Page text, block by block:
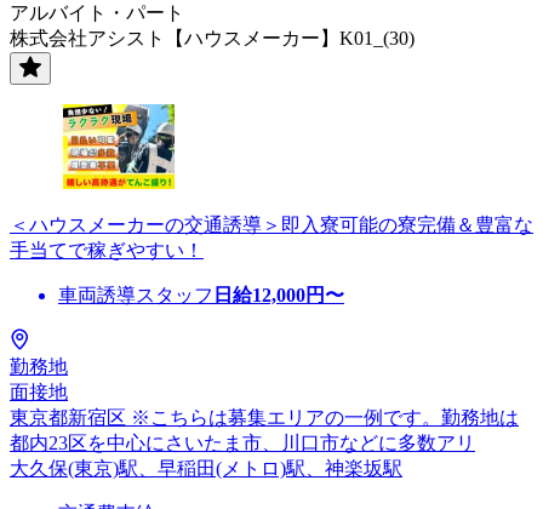
アルバイト・パート
株式会社アシスト【ハウスメーカー】K01_(30)
＜ハウスメーカーの交通誘導＞即入寮可能の寮完備＆豊富な
手当てで稼ぎやすい！
車両誘導スタッフ 日給12,000円〜
勤務地
面接地
東京都新宿区 ※こちらは募集エリアの一例です。勤務地は
都内23区を中心にさいたま市、川口市などに多数アリ
大久保(東京)駅、早稲田(メトロ)駅、神楽坂駅